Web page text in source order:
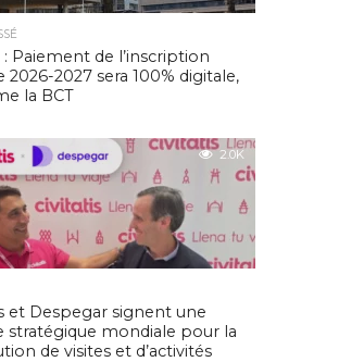
: Paiement de l’inscription
2026-2027 sera 100% digitale,
la BCT
2.0K
et Despegar signent une
stratégique mondiale pour la
de visites et d’activités